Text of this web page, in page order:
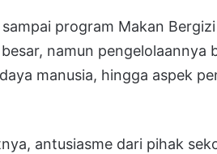
sampai program Makan
namun pengelolaannya
manusia, hingga aspek
antusiasme dari pihak